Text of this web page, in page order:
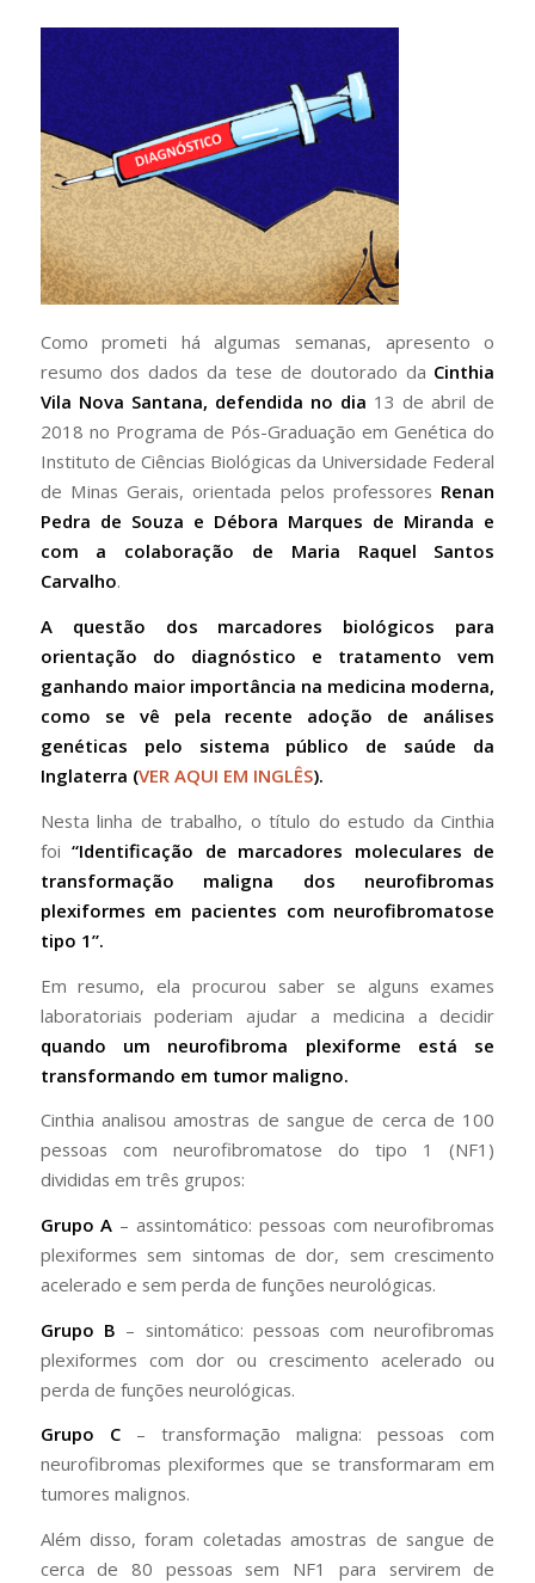
Como prometi há algumas semanas, apresento o
resumo dos dados da tese de doutorado da Cinthia
Vila Nova Santana, defendida no dia 13 de abril de
2018 no Programa de Pós-Graduação em Genética do
Instituto de Ciências Biológicas da Universidade Federal
de Minas Gerais, orientada pelos professores Renan
Pedra de Souza e Débora Marques de Miranda e
com a colaboração de Maria Raquel Santos
Carvalho.
A questão dos marcadores biológicos para
orientação do diagnóstico e tratamento vem
ganhando maior importância na medicina moderna,
como se vê pela recente adoção de análises
genéticas pelo sistema público de saúde da
Inglaterra (VER AQUI EM INGLÊS).
Nesta linha de trabalho, o título do estudo da Cinthia
foi“Identificação de marcadores moleculares de
transformação maligna dos neurofibromas
plexiformes em pacientes com neurofibromatose
tipo 1”.
Em resumo, ela procurou saber se alguns exames
laboratoriais poderiam ajudar a medicina a decidir
quando um neurofibroma plexiforme está se
transformando em tumor maligno.
Cinthia analisou amostras de sangue de cerca de 100
pessoas com neurofibromatose do tipo 1 (NF1)
divididas em três grupos:
Grupo A – assintomático: pessoas com neurofibromas
plexiformes sem sintomas de dor, sem crescimento
acelerado e sem perda de funções neurológicas.
Grupo B – sintomático: pessoas com neurofibromas
plexiformes com dor ou crescimento acelerado ou
perda de funções neurológicas.
Grupo C– transformação maligna: pessoas com
neurofibromas plexiformes que se transformaram em
tumores malignos.
Além disso, foram coletadas amostras de sangue de
cerca de 80 pessoas sem NF1 para servirem de